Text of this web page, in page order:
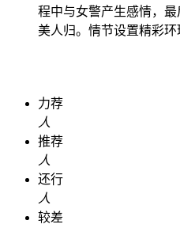
程中与女警产生感情，
美人归。情节设置精彩环
力荐
人
推荐
人
还行
人
较差